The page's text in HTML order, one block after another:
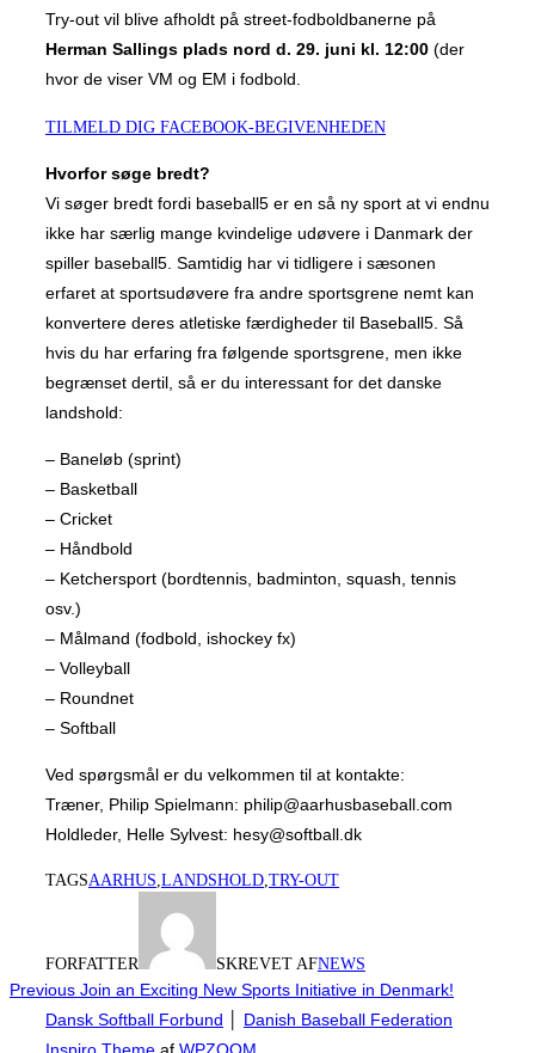
Try-out vil blive afholdt på street-fodboldbanerne på
Herman Sallings plads nord d. 29. juni kl. 12:00 (der
hvor de viser VM og EM i fodbold.
TILMELD DIG FACEBOOK-BEGIVENHEDEN
Hvorfor søge bredt?
Vi søger bredt fordi baseball5 er en så ny sport at vi endnu
ikke har særlig mange kvindelige udøvere i Danmark der
spiller baseball5. Samtidig har vi tidligere i sæsonen
erfaret at sportsudøvere fra andre sportsgrene nemt kan
konvertere deres atletiske færdigheder til Baseball5. Så
hvis du har erfaring fra følgende sportsgrene, men ikke
begrænset dertil, så er du interessant for det danske
landshold:
– Baneløb (sprint)
– Basketball
– Cricket
– Håndbold
– Ketchersport (bordtennis, badminton, squash, tennis
osv.)
– Målmand (fodbold, ishockey fx)
– Volleyball
– Roundnet
– Softball
Ved spørgsmål er du velkommen til at kontakte:
Træner, Philip Spielmann: philip@aarhusbaseball.com
Holdleder, Helle Sylvest: hesy@softball.dk
TAGSAARHUS LANDSHOLD TRY-OUT
FORFATTER SKREVET AFNEWS
INDLÆGSNAVIGATION
Previous
Previous Join an Exciting New Sports Initiative in Denmark!
Dansk Softball Forbund
Danish Baseball Federation
Inspiro Theme af WPZOOM